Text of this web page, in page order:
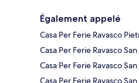
Également appelé
Casa Per Ferie Ravasco
Casa Per Ferie Ravasco
Casa Per Ferie Ravasco
Casa Per Ferie Ravasco